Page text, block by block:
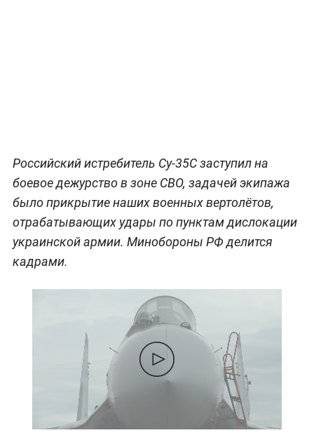
Российский истребитель Су-35С заступил на
боевое дежурство в зоне СВО, задачей экипажа
было прикрытие наших военных вертолётов,
отрабатывающих удары по пунктам дислокации
украинской армии. Минобороны РФ делится
кадрами.